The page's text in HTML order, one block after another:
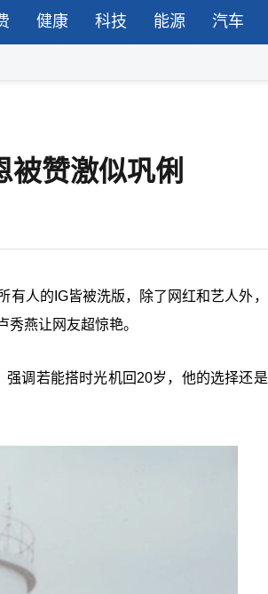
健康 科技 能源 汽车
赞激似巩俐
有人的 IG皆被洗版，除了网红和艺人外，
燕让网友超惊艳。
调若能搭时光机回20岁，他的选择还是